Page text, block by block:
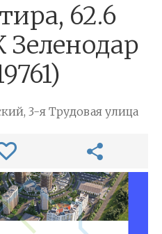
62.6
3-я Трудовая улица